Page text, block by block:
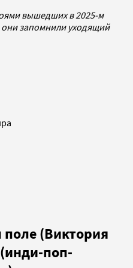
вышедших в 2025-м
запомнили уходящий
(Виктория
поп-